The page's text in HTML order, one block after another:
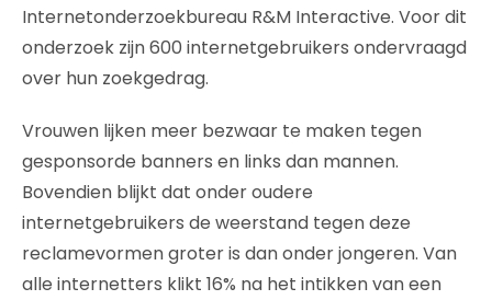
Internetonderzoekbureau R&M Interactive. Voor dit
onderzoek zijn 600 internetgebruikers ondervraagd
over hun zoekgedrag.
Vrouwen lijken meer bezwaar te maken tegen
gesponsorde banners en links dan mannen.
Bovendien blijkt dat onder oudere
internetgebruikers de weerstand tegen deze
reclamevormen groter is dan onder jongeren. Van
alle internetters klikt 16% na het intikken van een